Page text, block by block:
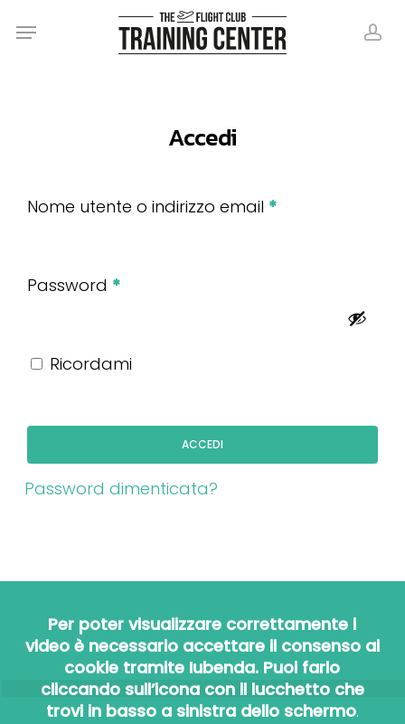
Menu
Accedi
Nome utente o indirizzo email *Richiesto
Password *Richiesto
Ricordami
ACCEDI
Password dimenticata?
Per poter visualizzare correttamente i
video è necessario accettare il consenso ai
cookie tramite Iubenda. Puoi farlo
cliccando sull’icona con il lucchetto che
trovi in basso a sinistra dello schermo.